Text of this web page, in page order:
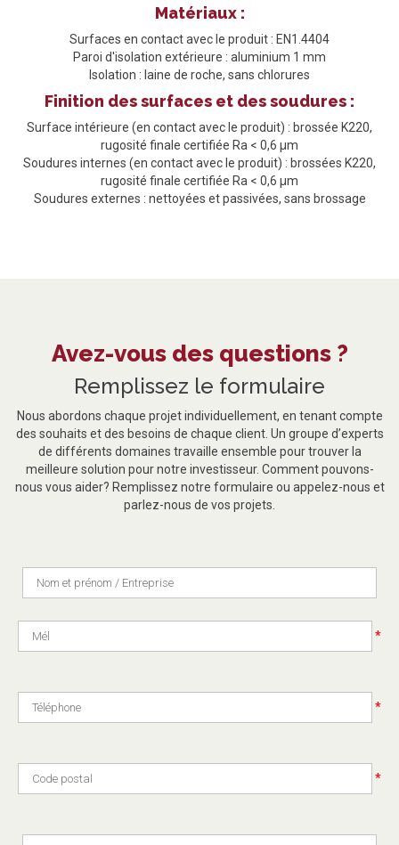
Matériaux :
Surfaces en contact avec le produit : EN1.4404
Paroi d'isolation extérieure : aluminium 1 mm
Isolation : laine de roche, sans chlorures
Finition des surfaces et des soudures :
Surface intérieure (en contact avec le produit) : brossée K220,
rugosité finale certifiée Ra < 0,6 μm
Soudures internes (en contact avec le produit) : brossées K220,
rugosité finale certifiée Ra < 0,6 μm
Soudures externes : nettoyées et passivées, sans brossage
Avez-vous des questions ?
Remplissez le formulaire
Nous abordons chaque projet individuellement, en tenant compte
des souhaits et des besoins de chaque client. Un groupe d’experts
de différents domaines travaille ensemble pour trouver la
meilleure solution pour notre investisseur. Comment pouvons-
nous vous aider? Remplissez notre formulaire ou appelez-nous et
parlez-nous de vos projets.
*
*
*